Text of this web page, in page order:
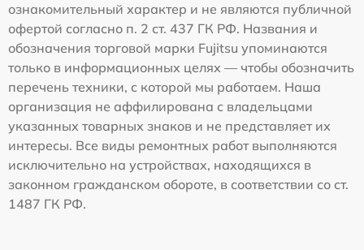
ознакомительный характер и не являются публичной
офертой согласно п. 2 ст. 437 ГК РФ. Названия и
обозначения торговой марки Fujitsu упоминаются
только в информационных целях — чтобы обозначить
перечень техники, с которой мы работаем. Наша
организация не аффилирована с владельцами
указанных товарных знаков и не представляет их
интересы. Все виды ремонтных работ выполняются
исключительно на устройствах, находящихся в
законном гражданском обороте, в соответствии со ст.
1487 ГК РФ.